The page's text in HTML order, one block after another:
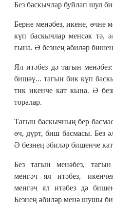
Без баскычлар буйлап шул
Берне менәбез, икене, өчне
күп баскычлар менсәк тә,
гына. Ә безнең әбиләр
Ял итәбез дә тагын
бишәү... тагын бик күп
тик икенче кат кына. Ә
торалар.
Тагын баскычның бер
өч, дүрт, биш басмасы. Без
Ә безнең әбиләр бишенче
Без тагын менәбез,
менгәч ял итәбез,
менгәч ял итәбез дә
Безнең әбиләр менә шушы